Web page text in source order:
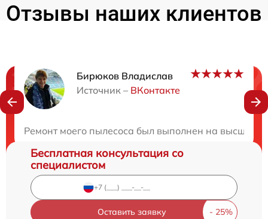
Отзывы наших клиентов
Бирюков Владислав
Источник – ВКонтакте
Ремонт моего пылесоса был выполнен на высшем
Нужна консультация?
Бесплатная консультация со
специалистом
Оставить заявку